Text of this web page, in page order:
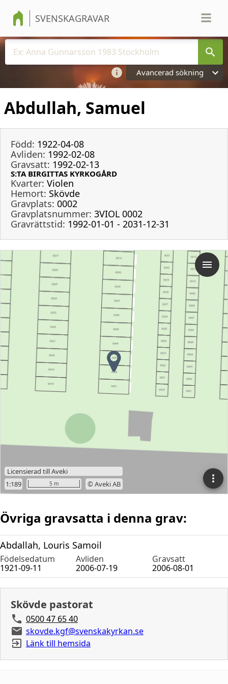
SVENSKAGRAVAR
Avancerad sökning
Abdullah, Samuel
Född: 1922-04-08
Avliden: 1992-02-08
Gravsatt: 1992-02-13
S:TA BIRGITTAS KYRKOGÅRD
Kvarter: Violen
Hemort: Skövde
Gravplats: 0002
Gravplatsnummer: 3VIOL 0002
Gravrättstid: 1992-01-01 - 2031-12-31
Övriga gravsatta i denna grav:
Abdallah, Louris Samoil
Födelsedatum Avliden
Gravsatt
1921-09-11
2006-07-19 2006-08-01
Skövde pastorat
0500 47 65 40
skovde.kgf@svenskakyrkan.se
Länk till hemsida